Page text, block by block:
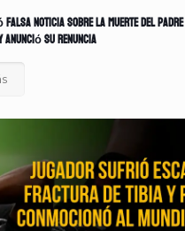
falsa noticia sobre la muerte del padre
anunció su renuncia